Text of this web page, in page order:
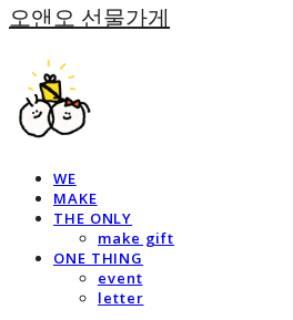
오앤오 선물가게
WE
MAKE
THE ONLY
make gift
ONE THING
event
letter